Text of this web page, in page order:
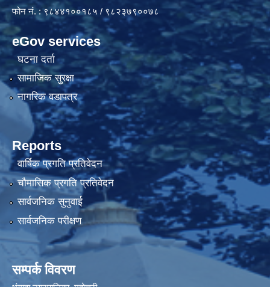
फोन नं. : ९८४४१००१८५ / ९८२३७९००७८
eGov services
घटना दर्ता
सामाजिक सुरक्षा
नागरिक वडापत्र
Reports
वार्षिक प्रगति प्रतिवेदन
चौमासिक प्रगति प्रतिवेदन
सार्वजनिक सुनुवाई
सार्वजनिक परीक्षण
सम्पर्क विवरण